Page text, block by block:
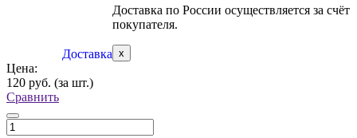
Доставка
Доставка по России осуществляется за счёт
покупателя.
x
Цена:
120 руб. (за шт.)
Сравнить